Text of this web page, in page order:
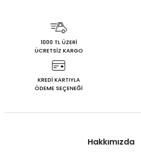
1000 TL ÜZERİ
ÜCRETSİZ KARGO
KREDİ KARTIYLA
ÖDEME SEÇENEĞİ
Hakkımızda